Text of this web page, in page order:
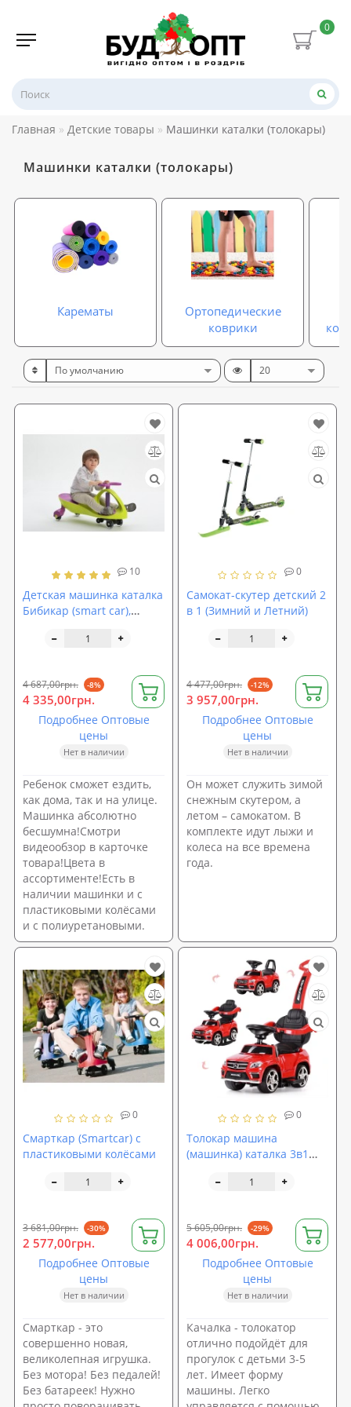
0
Главная Детские товары Машинки каталки (толокары)
Машинки каталки (толокары)
Карематы
Ортопедические
коврики
10
Детская машинка каталка
Бибикар (smart car),
полиуретановыми
4 687,00грн. -8%
4 335,00грн.
Подробнее Оптовые
цены
Нет в наличии
Ребенок сможет ездить,
как дома, так и на улице.
Машинка абсолютно
бесшумна!Смотри
видеообзор в карточке
товара!Цвета в
ассортименте!Есть в
наличии машинки и с
пластиковыми колёсами
и с полиуретановыми.
0
Самокат-скутер детский 2
в 1 (Зимний и Летний)
4 477,00грн. -12%
3 957,00грн.
Подробнее Оптовые
цены
Нет в наличии
Он может служить зимой
снежным скутером, а
летом – самокатом. В
комплекте идут лыжи и
колеса на все времена
года.
0
Смарткар (Smartcar) с
пластиковыми колёсами
3 681,00грн. -30%
2 577,00грн.
Подробнее Оптовые
цены
Нет в наличии
Смарткар - это
совершенно новая,
великолепная игрушка.
Без мотора! Без педалей!
Без батареек! Нужно
0
Толокар машина
(машинка) каталка 3в1
5 605,00грн. -29%
4 006,00грн.
Подробнее Оптовые
цены
Нет в наличии
Качалка - толокатор
отлично подойдёт для
прогулок с детьми 3-5
лет. Имеет форму
машины. Легко